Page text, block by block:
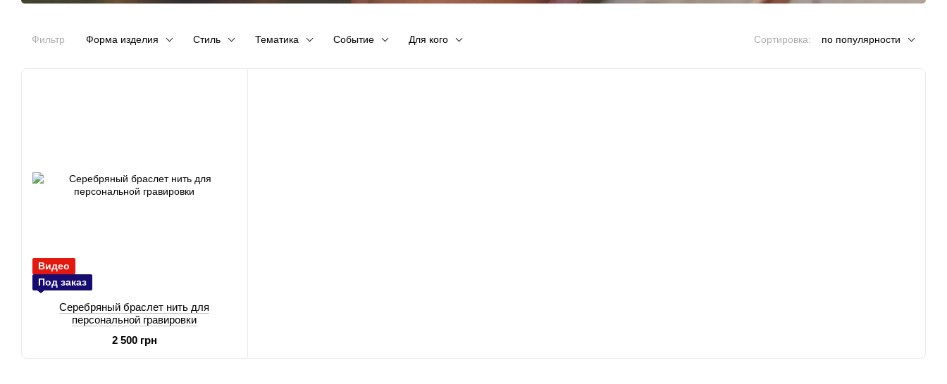
Фильтр Форма изделия Стиль Тематика Событие Для кого Сортировка: по популярности
Видео
Под заказ
Серебряный браслет нить для
персональной гравировки
2 500 грн